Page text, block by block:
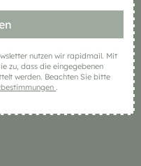
nutzen wir rapidmail. Mit
zu, dass die eingegebenen
werden. Beachten Sie bitte
.